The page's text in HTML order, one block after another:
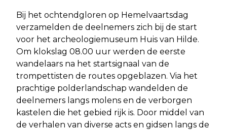
Bij het ochtendgloren op Hemelvaartsdag
verzamelden de deelnemers zich bij de start
voor het archeologiemuseum Huis van Hilde.
Om klokslag 08.00 uur werden de eerste
wandelaars na het startsignaal van de
trompettisten de routes opgeblazen. Via het
prachtige polderlandschap wandelden de
deelnemers langs molens en de verborgen
kastelen die het gebied rijk is. Door middel van
de verhalen van diverse acts en gidsen langs de